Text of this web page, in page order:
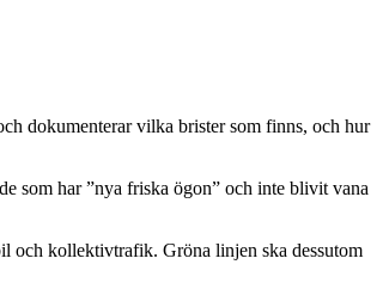
dokumenterar vilka brister som finns, och hur
som har ”nya friska ögon” och inte blivit vana
och kollektivtrafik. Gröna linjen ska dessutom